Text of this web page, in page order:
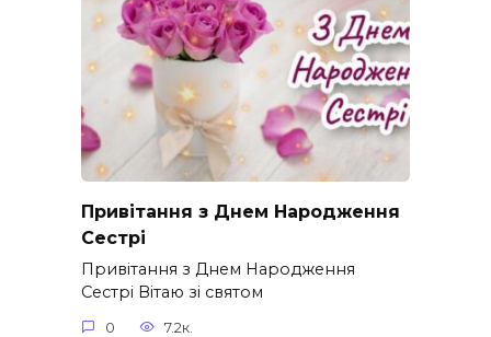
Привітання з Днем Народження
Сестрі
Привітання з Днем Народження
Сестрі Вітаю зі святом
0 7.2к.